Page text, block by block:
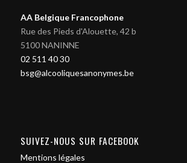
AA Belgique Francophone
Rue des Pieds d'Alouette, 42 b
5100 NANINNE
02 511 40 30
bsg@alcooliquesanonymes.be
SUIVEZ-NOUS SUR FACEBOOK
Mentions légales